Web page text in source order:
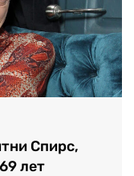
Спирс,
лет